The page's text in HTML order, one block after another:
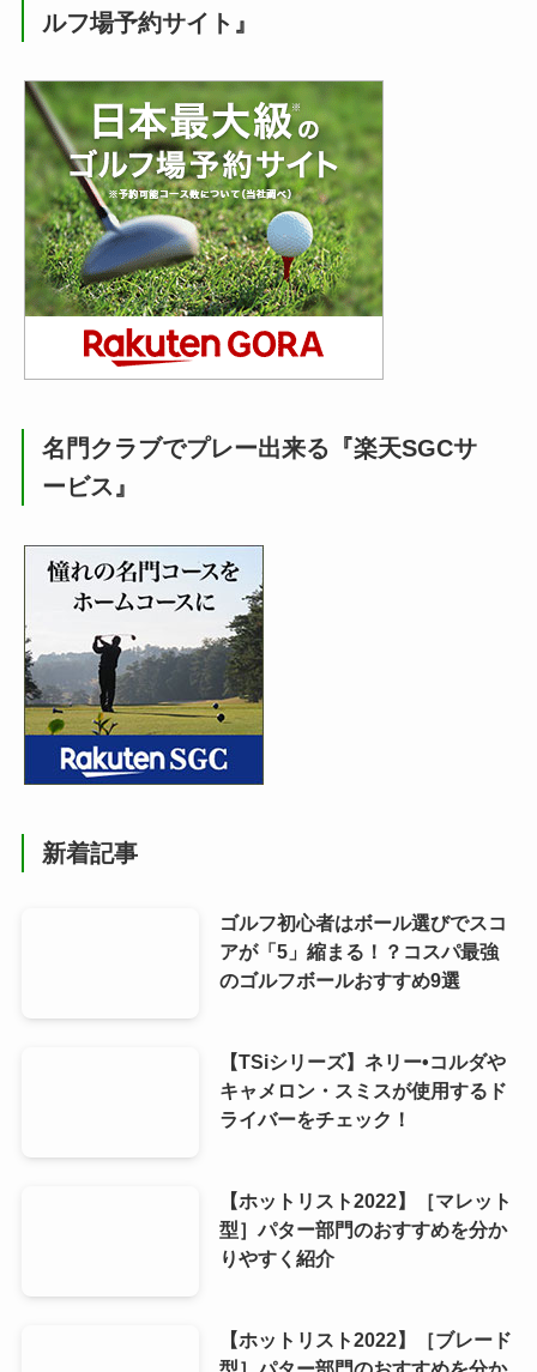
ルフ場予約サイト』
名門クラブでプレー出来る『楽天SGCサ
ービス』
新着記事
ゴルフ初心者はボール選びでスコ
アが「5」縮まる！？コスパ最強
のゴルフボールおすすめ9選
【TSiシリーズ】ネリー•コルダや
キャメロン・スミスが使用するド
ライバーをチェック！
【ホットリスト2022】［マレット
型］パター部門のおすすめを分か
りやすく紹介
【ホットリスト2022】［ブレード